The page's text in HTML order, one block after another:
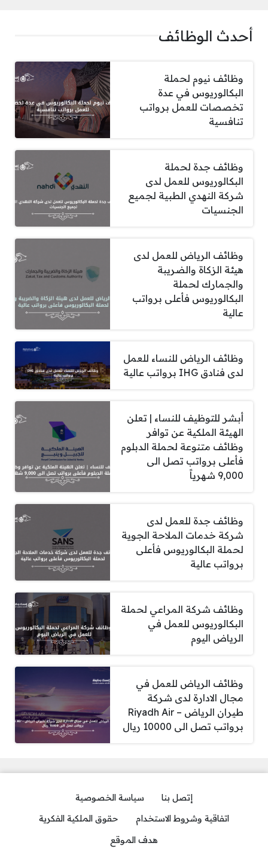
أحدث الوظائف
وظائف نيوم لحملة
البكالوريوس في عدة
تخصصات للعمل برواتب
تنافسية
وظائف جدة لحملة
البكالوريوس للعمل لدى
شركة النهدي الطبية لجميع
الجنسيات
وظائف الرياض للعمل لدى
هيئة الزكاة والضريبة
والجمارك لحملة
البكالوريوس فأعلى برواتب
عالية
وظائف الرياض للنساء للعمل
لدى فنادق IHG برواتب عالية
أبشر للتوظيف للنساء | تعلن
الهيئة الملكية عن توافر
وظائف متنوعة لحملة الدبلوم
فأعلى برواتب تصل الى
9,000 شهرياً
وظائف جدة للعمل لدى
شركة خدمات الملاحة الجوية
لحملة البكالوريوس فأعلى
برواتب عالية
وظائف شركة المراعي لحملة
البكالوريوس للعمل في
الرياض اليوم
وظائف الرياض للعمل في
مجال الادارة لدى شركة
طيران الرياض – Riyadh Air
برواتب تصل الى 10000 ريال
إتصل بنا
سياسة الخصوصية
اتفاقية وشروط الاستخدام
حقوق الملكية الفكرية
هدف الموقع